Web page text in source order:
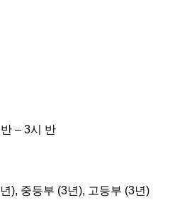
– 3시 반
), 중등부 (3년), 고등부 (3년)